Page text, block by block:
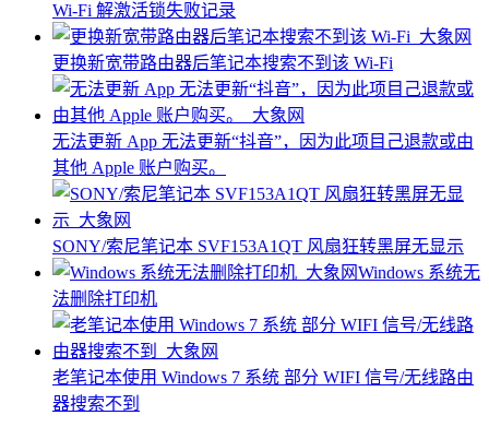
Wi-Fi 解激活锁失败记录
更换新宽带路由器后笔记本搜索不到该 Wi-Fi
无法更新 App 无法更新“抖音”，因为此项目己退款或由
其他 Apple 账户购买。
SONY/索尼笔记本 SVF153A1QT 风扇狂转黑屏无显示
Windows 系统无
法删除打印机
老笔记本使用 Windows 7 系统 部分 WIFI 信号/无线路由
器搜索不到